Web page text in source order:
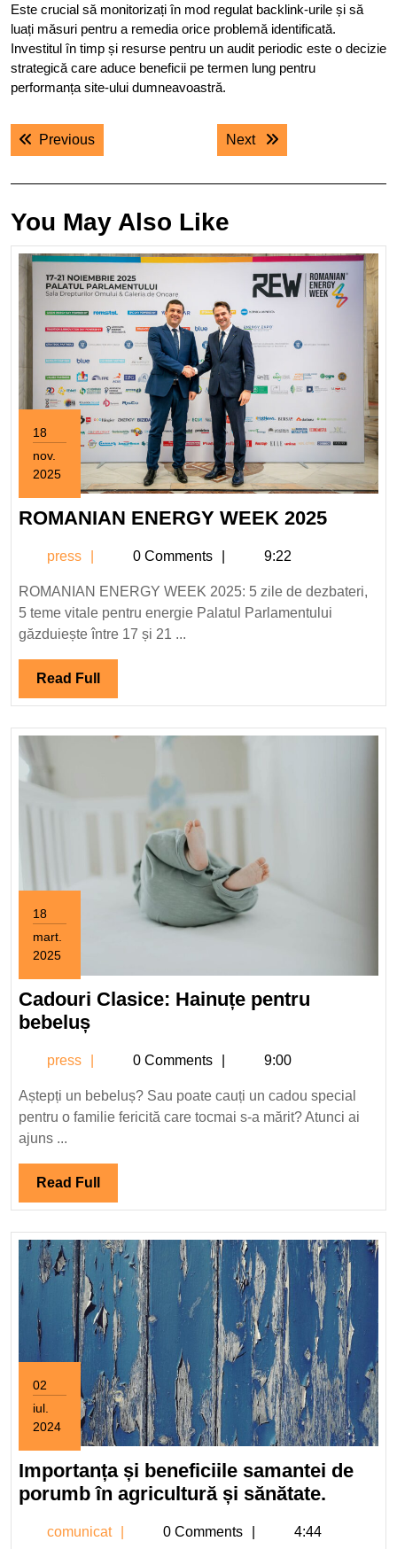
Este crucial să monitorizați în mod regulat backlink-urile și să
luați măsuri pentru a remedia orice problemă identificată.
Investitul în timp și resurse pentru un audit periodic este o decizie
strategică care aduce beneficii pe termen lung pentru
performanța site-ului dumneavoastră.
Navigare
în
PreviousPrevious post: Next Next post:
You May Also Like
18
nov.
2025
noiembrie
2025
ROMANIAN ENERGY WEEK 2025
2025
press press0 Comments 9:22
ROMANIAN ENERGY WEEK 2025: 5 zile de dezbateri,
5 teme vitale pentru energie Palatul Parlamentului
găzduiește între 17 și 21 ...
Read Full Read
Full
18
mart.
2025
martie
2025
Cadouri Clasice: Hainuțe pentru
bebelușCadouri
Hainuțe
pentru
bebeluș
press press0 Comments 9:00
Aștepți un bebeluș? Sau poate cauți un cadou special
pentru o familie fericită care tocmai s-a mărit? Atunci ai
ajuns ...
Read Full Read
Full
02
iul.
2024
2024
Importanța și beneficiile samantei de
porumb în agricultură și sănătate.
comunicat comunicat
0 Comments 4:44